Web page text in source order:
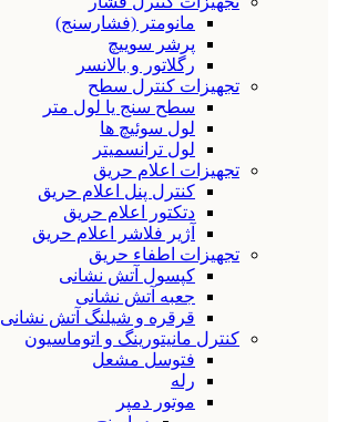
مانومتر (فشارسنج)
پرشر سوییچ
رگلاتور و بالانسر
تجهیزات کنترل سطح
سطح سنج یا لول متر
لول سوئیچ ها
لول ترانسمیتر
تجهیزات اعلام حریق
کنترل پنل اعلام حریق
دتکتور اعلام حریق
آژیر فلاشر اعلام حریق
تجهیزات اطفاء حریق
کپسول آتش نشانی
جعبه آتش نشانی
قرقره و شیلنگ آتش نشانی
کنترل مانیتورینگ و اتوماسیون
فتوسل مشعل
رله
موتور دمپر